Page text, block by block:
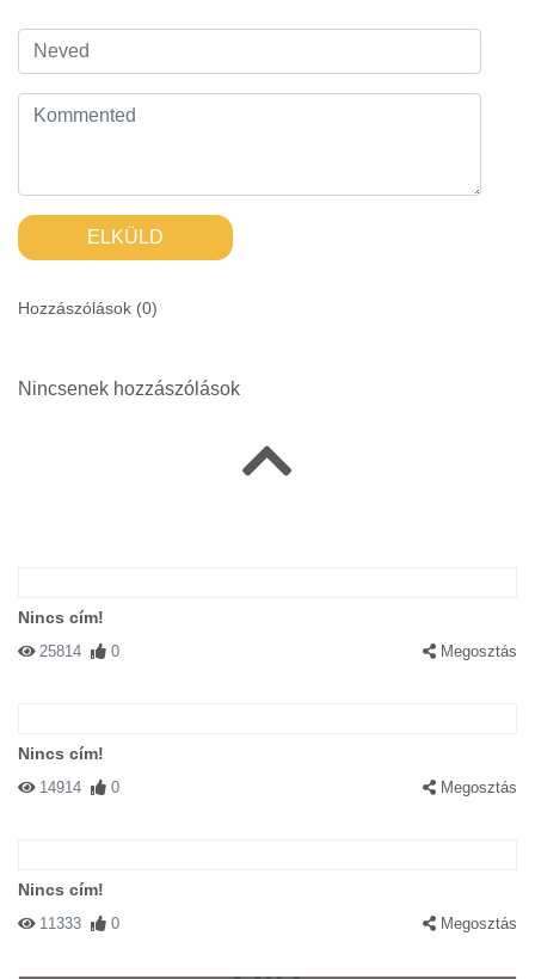
ELKÜLD
Hozzászólások (0)
Nincsenek hozzászólások
Nincs cím!
25814 0 Megosztás
Nincs cím!
14914 0 Megosztás
Nincs cím!
11333 0 Megosztás